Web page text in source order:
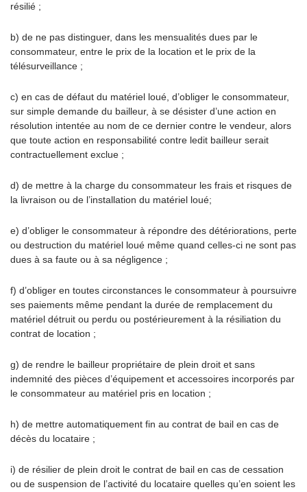
résilié ;
b) de ne pas distinguer, dans les mensualités dues par le
consommateur, entre le prix de la location et le prix de la
télésurveillance ;
c) en cas de défaut du matériel loué, d’obliger le consommateur,
sur simple demande du bailleur, à se désister d’une action en
résolution intentée au nom de ce dernier contre le vendeur, alors
que toute action en responsabilité contre ledit bailleur serait
contractuellement exclue ;
d) de mettre à la charge du consommateur les frais et risques de
la livraison ou de l’installation du matériel loué;
e) d’obliger le consommateur à répondre des détériorations, perte
ou destruction du matériel loué même quand celles-ci ne sont pas
dues à sa faute ou à sa négligence ;
f) d’obliger en toutes circonstances le consommateur à poursuivre
ses paiements même pendant la durée de remplacement du
matériel détruit ou perdu ou postérieurement à la résiliation du
contrat de location ;
g) de rendre le bailleur propriétaire de plein droit et sans
indemnité des pièces d’équipement et accessoires incorporés par
le consommateur au matériel pris en location ;
h) de mettre automatiquement fin au contrat de bail en cas de
décès du locataire ;
i) de résilier de plein droit le contrat de bail en cas de cessation
ou de suspension de l’activité du locataire quelles qu’en soient les